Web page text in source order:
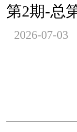
第2期-总
2026-07-03